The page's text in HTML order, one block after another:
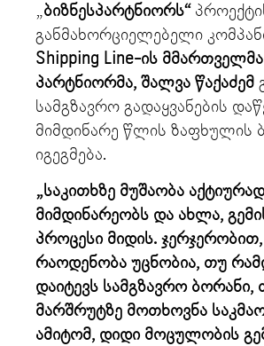
„ბიზნესპარტნიორს“
განმახორციელებელი
Shipping Line-ის მმართველმა
პარტნიორმა, შალვა წაქაძემ
სამგზავრო გადაყვანების
მიმდინარე წლის
იგეგმება.
„საკითხზე მუშაობა აქტიურად
მიმდინარეობს და ახლა,
პროცესი მიდის.
რაოდენობა უცნობია, თუ
დაიტევს სამგზავრო ბორანი,
მარშრუტზე მოთხოვნა
ამიტომ, დიდი მოცულობის